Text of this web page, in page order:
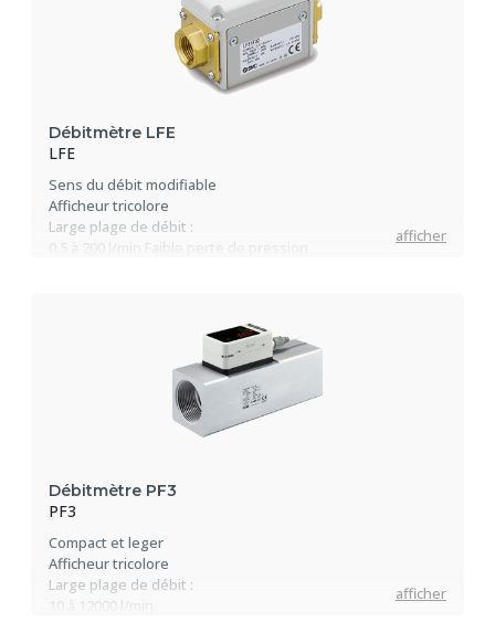
Débitmètre LFE
LFE
Sens du débit modifiable
Afficheur tricolore
Large plage de débit :
0.5 à 200 l/min Faible perte de pression
afficher
Débitmètre PF3
PF3
Compact et leger
Afficheur tricolore
Large plage de débit :
10 à 12000 l/min
afficher